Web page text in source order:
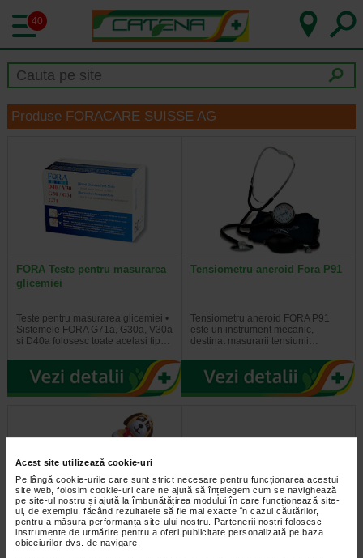
Acest site utilizează cookie-uri
Pe lângă cookie-urile care sunt strict necesare pentru funcționarea acestui
site web, folosim cookie-uri care ne ajută să înțelegem cum se navighează
pe site-ul nostru și ajută la îmbunătățirea modului în care funcționează site-
ul, de exemplu, făcând rezultatele să fie mai exacte în cazul căutărilor,
pentru a măsura performanța site-ului nostru. Partenerii noștri folosesc
instrumente de urmărire pentru a oferi publicitate personalizată pe baza
obiceiurilor dvs. de navigare.
40
Produse FORACARE SUISSE AG
FORA Teste pentru masurarea
glicemiei
Teste pentru masurarea glicemiei •
Sistemele FORA G71a, G30a, V30a
si D40a folosesc toate acelasi tip…
Tensiometru aneroid Fora P91
Tensiometru aneroid FORA P91
este un instrument mecanic,
destinat masurarii tensiunii…
FORA Termometru digital varf.
Termometru Non Contact –